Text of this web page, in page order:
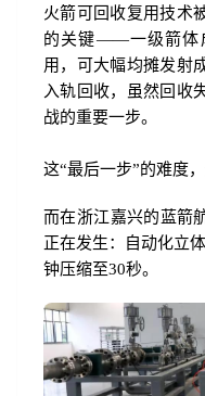
火箭可回收复用技术
的关键——一级箭体
用，可大幅均摊发射
入轨回收，虽然回收
战的重要一步。
这“最后一步”的难度，
而在浙江嘉兴的蓝箭
正在发生：自动化立
钟压缩至30秒。